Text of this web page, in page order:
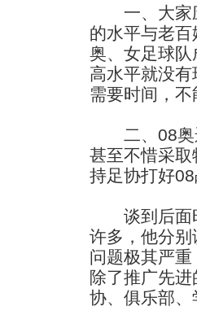
一、大家应
的水平与老
奥、女足球
高水平就没
需要时间，不
二、08奥运
甚至不惜采
持足协打好08
谈到后面时
许多，他分
问题极其严
除了推广先
协、俱乐部